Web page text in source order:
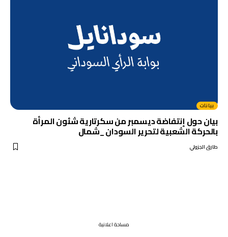
بيانات
بيان حول إنتفاضة ديسمبر من سكرتارية شئون المرأة
بالحركة الشعبية لتحرير السودان _شمال
طارق الجزولي
مساحة اعلانية